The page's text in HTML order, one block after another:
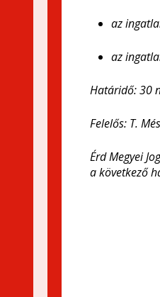
az
az
Határidő: 30
Felelős: T.
Érd Megyei
akövetkező